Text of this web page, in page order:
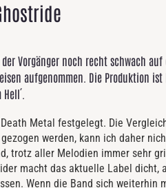
Vorgänger noch recht schwach auf
aufgenommen. Die Produktion
Metal festgelegt. Die
gezogen werden, kann ich daher
trotz aller Melodien immer sehr
macht das aktuelle Label dicht,
Wenn die Band sich weiterhin